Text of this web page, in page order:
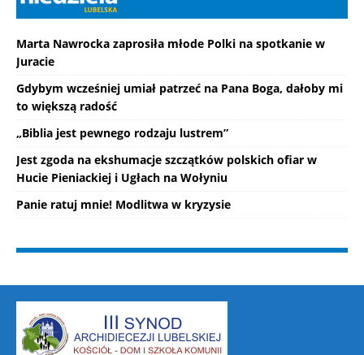
Marta Nawrocka zaprosiła młode Polki na spotkanie w
Juracie
Gdybym wcześniej umiał patrzeć na Pana Boga, dałoby mi
to większą radość
„Biblia jest pewnego rodzaju lustrem”
Jest zgoda na ekshumacje szczątków polskich ofiar w
Hucie Pieniackiej i Ugłach na Wołyniu
Panie ratuj mnie! Modlitwa w kryzysie